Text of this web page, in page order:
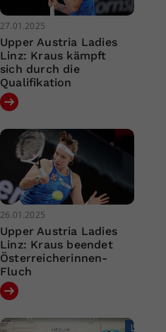
27.01.2025
Upper Austria Ladies
Linz: Kraus kämpft
sich durch die
Qualifikation
26.01.2025
Upper Austria Ladies
Linz: Kraus beendet
Österreicherinnen-
Fluch